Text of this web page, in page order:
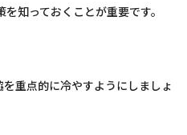
知っておくことが重要です。
重点的に冷やすようにしましょ